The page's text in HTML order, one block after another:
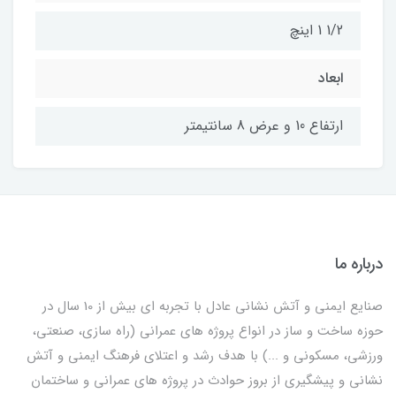
1/2 1 اینچ
ابعاد
ارتفاع 10 و عرض 8 سانتیمتر
درباره ما
صنایع ایمنی و آتش نشانی عادل با تجربه ای بیش از 10 سال در
حوزه ساخت و ساز در انواع پروژه های عمرانی (راه سازی، صنعتی،
ورزشی، مسکونی و ...) با هدف رشد و اعتلای فرهنگ ایمنی و آتش
نشانی و پیشگیری از بروز حوادث در پروژه های عمرانی و ساختمان